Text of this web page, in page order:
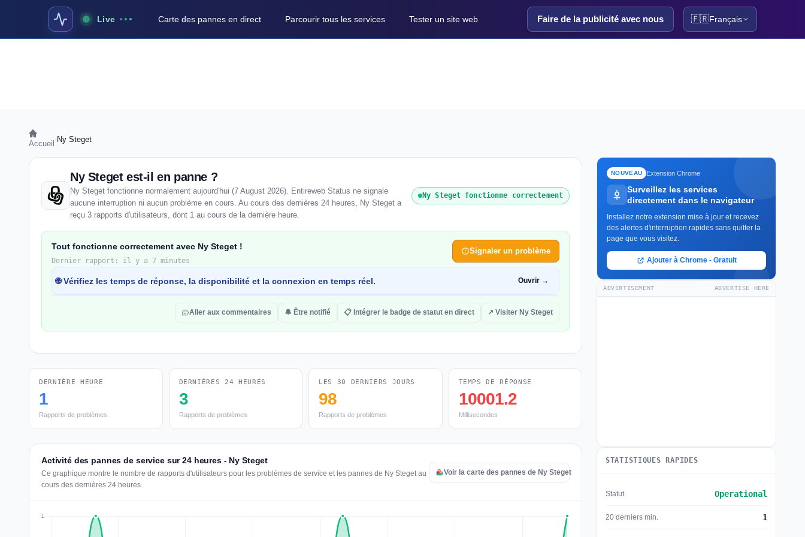
Live Carte des pannes en direct Parcourir tous les services Tester un site web Faire de la publicité avec nous 🇫🇷Français
Accueil Ny Steget
Ny Steget est-il en panne ?
Ny Steget fonctionne normalement aujourd'hui (7 August 2026). Entireweb Status ne signale
aucune interruption ni aucun problème en cours. Au cours des dernières 24 heures, Ny Steget a
reçu 3 rapports d'utilisateurs, dont 1 au cours de la dernière heure.
Ny Steget fonctionne correctement
Tout fonctionne correctement avec Ny Steget !
Dernier rapport: il y a 7 minutes
Signaler un problème
🌐 Vérifiez les temps de réponse, la disponibilité et la connexion en temps réel. Ouvrir →
Aller aux commentaires 🔔 Être notifié 📋 Intégrer le badge de statut en direct ↗ Visiter Ny Steget
DERNIÈRE HEURE
1
Rapports de problèmes
DERNIÈRES 24 HEURES
3
Rapports de problèmes
LES 30 DERNIERS JOURS
98
Rapports de problèmes
TEMPS DE RÉPONSE
10001.2
Millisecondes
Activité des pannes de service sur 24 heures - Ny Steget
Ce graphique montre le nombre de rapports d'utilisateurs pour les problèmes de service et les pannes de Ny Steget au
cours des dernières 24 heures.
Voir la carte des pannes de Ny Steget
NOUVEAU Extension Chrome
Surveillez les services
directement dans le navigateur
Installez notre extension mise à jour et recevez
des alertes d'interruption rapides sans quitter la
page que vous visitez.
Ajouter à Chrome - Gratuit
ADVERTISEMENT ADVERTISE HERE
STATISTIQUES RAPIDES
Statut Operational
20 derniers min. 1